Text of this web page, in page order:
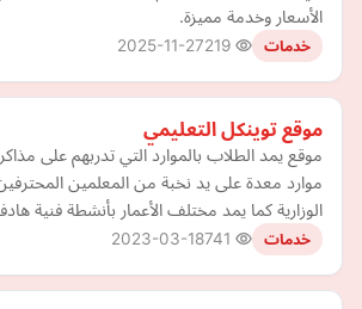
الأسعار وخدمة مميزة.
خدمات 2025-11-27
موقع توينكل التعليمي
موقع يمد الطلاب بالموارد التي تدربهم على
موارد معدة على يد نخبة من المعلمين
الوزارية كما يمد مختلف الأعمار بأنشطة فنية
خدمات 2023-03-18